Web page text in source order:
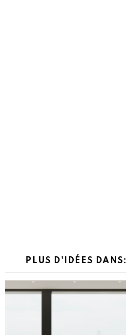
PLUS D'IDÉES DANS: